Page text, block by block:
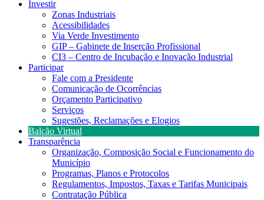
Investir
Zonas Industriais
Acessibilidades
Via Verde Investimento
GIP – Gabinete de Inserção Profissional
CI3 – Centro de Incubação e Inovação Industrial
Participar
Fale com a Presidente
Comunicação de Ocorrências
Orçamento Participativo
Serviços
Sugestões, Reclamações e Elogios
Balcão Virtual
Transparência
Organização, Composição Social e Funcionamento do
Município
Programas, Planos e Protocolos
Regulamentos, Impostos, Taxas e Tarifas Municipais
Contratação Pública